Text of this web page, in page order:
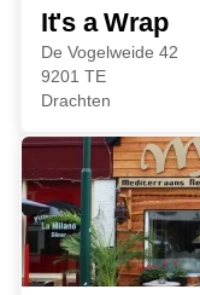
It's a Wrap
De Vogelweide 42
9201 TE
Drachten